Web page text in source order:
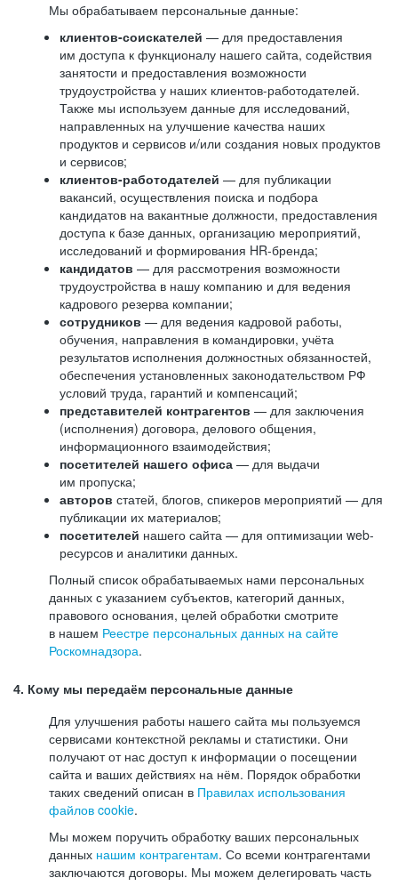
Мы обрабатываем персональные данные:
клиентов-соискателей — для предоставления
им доступа к функционалу нашего сайта, содействия
занятости и предоставления возможности
трудоустройства у наших клиентов-работодателей.
Также мы используем данные для исследований,
направленных на улучшение качества наших
продуктов и сервисов и/или создания новых продуктов
и сервисов;
клиентов-работодателей — для публикации
вакансий, осуществления поиска и подбора
кандидатов на вакантные должности, предоставления
доступа к базе данных, организацию мероприятий,
исследований и формирования HR-бренда;
кандидатов — для рассмотрения возможности
трудоустройства в нашу компанию и для ведения
кадрового резерва компании;
сотрудников — для ведения кадровой работы,
обучения, направления в командировки, учёта
результатов исполнения должностных обязанностей,
обеспечения установленных законодательством РФ
условий труда, гарантий и компенсаций;
представителей контрагентов — для заключения
(исполнения) договора, делового общения,
информационного взаимодействия;
посетителей нашего офиса — для выдачи
им пропуска;
авторов статей, блогов, спикеров мероприятий — для
публикации их материалов;
посетителей нашего сайта — для оптимизации web-
ресурсов и аналитики данных.
Полный список обрабатываемых нами персональных
данных с указанием субъектов, категорий данных,
правового основания, целей обработки смотрите
в нашем Реестре персональных данных на сайте
Роскомнадзора.
4. Кому мы передаём персональные данные
Для улучшения работы нашего сайта мы пользуемся
сервисами контекстной рекламы и статистики. Они
получают от нас доступ к информации о посещении
сайта и ваших действиях на нём. Порядок обработки
таких сведений описан в Правилах использования
файлов cookie.
Мы можем поручить обработку ваших персональных
данных нашим контрагентам. Со всеми контрагентами
заключаются договоры. Мы можем делегировать часть